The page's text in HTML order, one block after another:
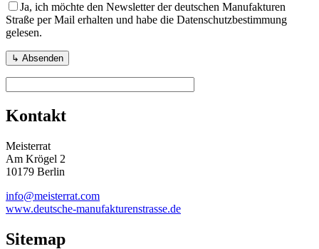
Ja, ich möchte den Newsletter der deutschen Manufakturen
Straße per Mail erhalten und habe die Datenschutzbestimmung
gelesen.
Kontakt
Meisterrat
Am Krögel 2
10179 Berlin
info@meisterrat.com
www.deutsche-manufakturenstrasse.de
Sitemap